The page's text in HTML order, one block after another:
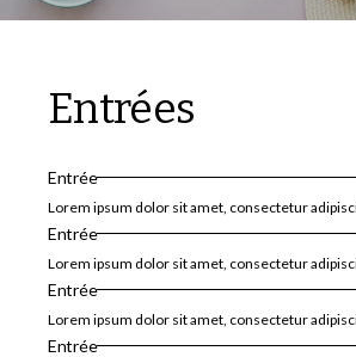
Entrées
Entrée
Lorem ipsum dolor sit amet, consectetur
Entrée
Lorem ipsum dolor sit amet, consectetur
Entrée
Lorem ipsum dolor sit amet, consectetur
Entrée